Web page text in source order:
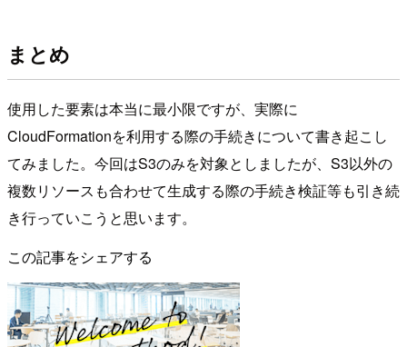
まとめ
使用した要素は本当に最小限ですが、実際に
CloudFormationを利用する際の手続きについて書き起こし
てみました。今回はS3のみを対象としましたが、S3以外の
複数リソースも合わせて生成する際の手続き検証等も引き続
き行っていこうと思います。
この記事をシェアする